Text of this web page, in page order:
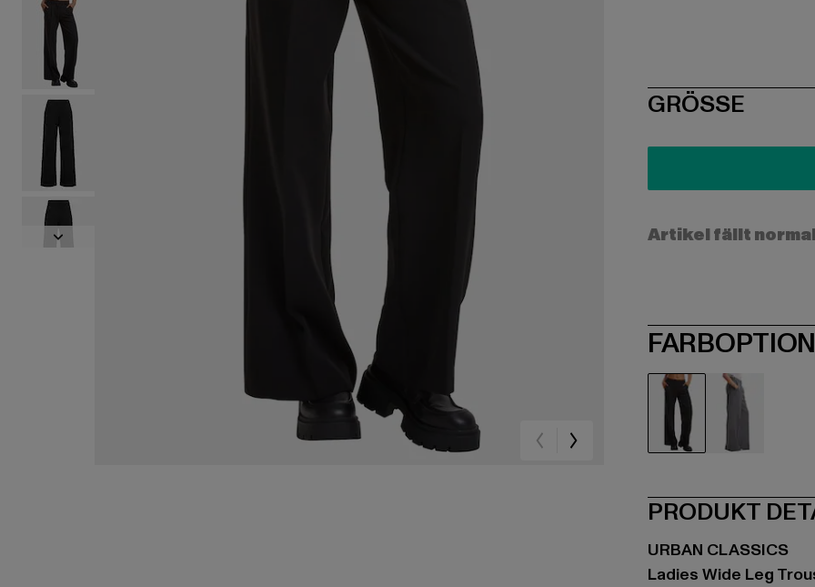
SIZE
GRÖSSE
Artikel fällt
PRODUKT
URBAN CLASSICS
Ladies Wide Leg